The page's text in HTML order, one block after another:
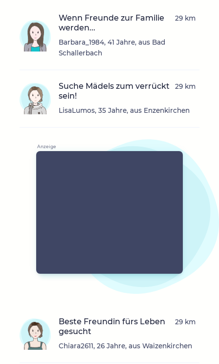
Wenn Freunde zur Familie
werden...
Barbara_1984, 41 Jahre, aus Bad
Schallerbach
29 km
Suche Mädels zum verrückt
sein!
LisaLumos, 35 Jahre, aus Enzenkirchen
29 km
Beste Freundin fürs Leben
gesucht
Chiara2611, 26 Jahre, aus Waizenkirchen
29 km